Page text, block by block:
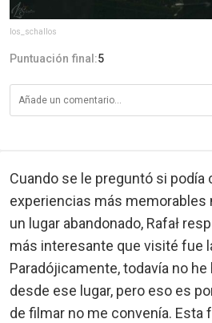
los_schallos
Puntuación final:5
Cuando se le preguntó si podía
experiencias más memorables
un lugar abandonado, Rafał
más interesante que visité fue
Paradójicamente, todavía no
desde ese lugar, pero eso es
de filmar no me convenía. Esta